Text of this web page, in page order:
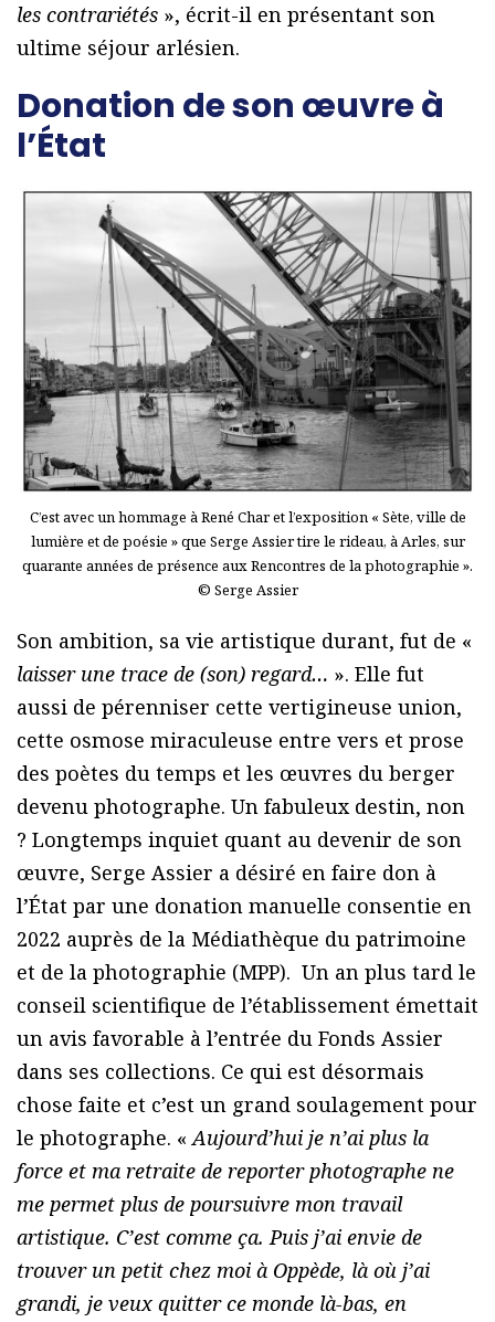
les contrariétés », écrit-il en présentant son
ultime séjour arlésien.
Donation de son œuvre à
l’État
C’est avec un hommage à René Char et l’exposition « Sète, ville de
lumière et de poésie » que Serge Assier tire le rideau, à Arles, sur
quarante années de présence aux Rencontres de la photographie ».
© Serge Assier
Son ambition, sa vie artistique durant, fut de «
laisser une trace de (son) regard… ». Elle fut
aussi de pérenniser cette vertigineuse union,
cette osmose miraculeuse entre vers et prose
des poètes du temps et les œuvres du berger
devenu photographe. Un fabuleux destin, non
? Longtemps inquiet quant au devenir de son
œuvre, Serge Assier a désiré en faire don à
l’État par une donation manuelle consentie en
2022 auprès de la Médiathèque du patrimoine
et de la photographie (MPP). Un an plus tard le
conseil scientifique de l’établissement émettait
un avis favorable à l’entrée du Fonds Assier
dans ses collections. Ce qui est désormais
chose faite et c’est un grand soulagement pour
le photographe. « Aujourd’hui je n’ai plus la
force et ma retraite de reporter photographe ne
me permet plus de poursuivre mon travail
artistique. C’est comme ça. Puis j’ai envie de
trouver un petit chez moi à Oppède, là où j’ai
grandi, je veux quitter ce monde là-bas, en